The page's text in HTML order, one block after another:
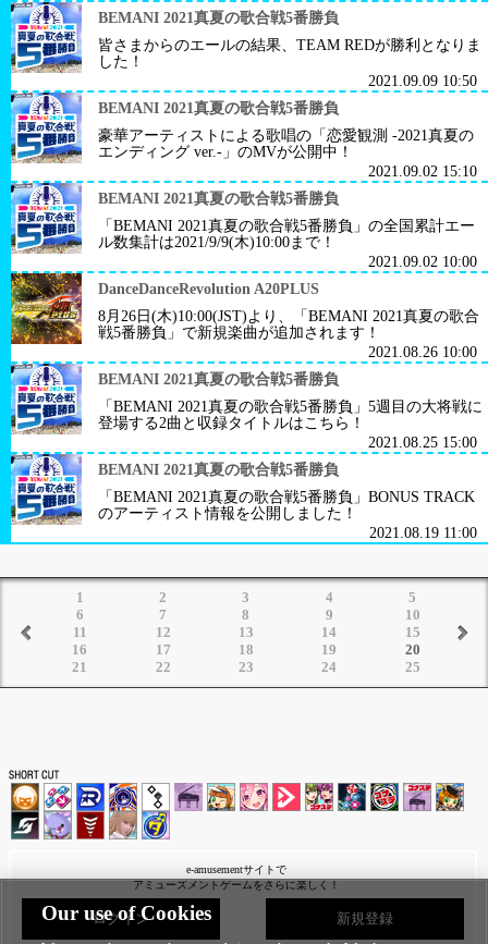
BEMANI 2021真夏の歌合戦5番勝負
皆さまからのエールの結果、TEAM REDが勝利となりま
した！
2021.09.09 10:50
BEMANI 2021真夏の歌合戦5番勝負
豪華アーティストによる歌唱の「恋愛観測 -2021真夏の
エンディング ver.-」のMVが公開中！
2021.09.02 15:10
BEMANI 2021真夏の歌合戦5番勝負
「BEMANI 2021真夏の歌合戦5番勝負」の全国累計エー
ル数集計は2021/9/9(木)10:00まで！
2021.09.02 10:00
DanceDanceRevolution A20PLUS
8月26日(木)10:00(JST)より、「BEMANI 2021真夏の歌合
戦5番勝負」で新規楽曲が追加されます！
2021.08.26 10:00
BEMANI 2021真夏の歌合戦5番勝負
「BEMANI 2021真夏の歌合戦5番勝負」5週目の大将戦に
登場する2曲と収録タイトルはこちら！
2021.08.25 15:00
BEMANI 2021真夏の歌合戦5番勝負
「BEMANI 2021真夏の歌合戦5番勝負」BONUS TRACK
のアーティスト情報を公開しました！
2021.08.19 11:00
1 2 3 4
5
6
7 8 9
10
11
12 13 14
15
16
17 18 19
20
21
22 23 24 25
e-amusementサイトで
アミューズメントゲームをさらに楽しく！
ログイン 新規登録
Our use of Cookies